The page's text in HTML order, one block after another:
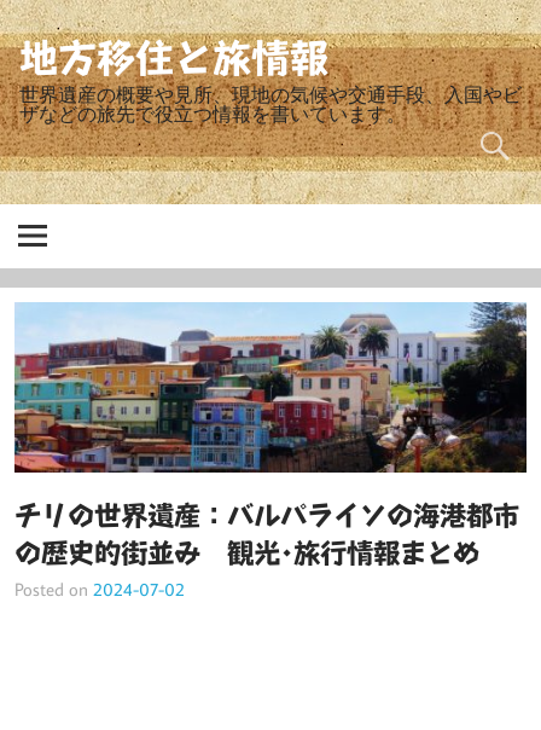
Skip
to
content
地方移住と旅情報
世界遺産の概要や見所、現地の気候や交通手段、入国やビ
ザなどの旅先で役立つ情報を書いています。
チリの世界遺産：バルパライソの海港都市
の歴史的街並み 観光･旅行情報まとめ
Posted on 2024-07-02